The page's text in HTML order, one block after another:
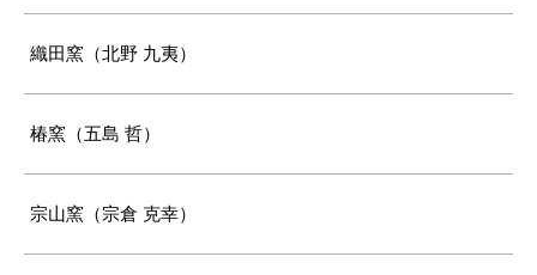
織田窯（北野 九夷）
椿窯（五島 哲）
宗山窯（宗倉 克幸）